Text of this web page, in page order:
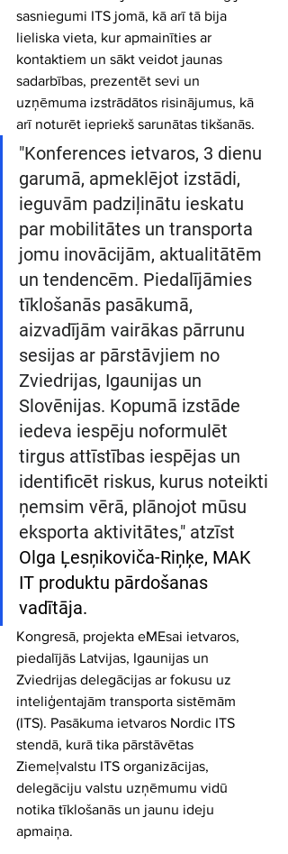
sasniegumi ITS jomā, kā arī tā bija
lieliska vieta, kur apmainīties ar
kontaktiem un sākt veidot jaunas
sadarbības, prezentēt sevi un
uzņēmuma izstrādātos risinājumus, kā
arī noturēt iepriekš sarunātas tikšanās.
"Konferences ietvaros, 3 dienu
garumā, apmeklējot izstādi,
ieguvām padziļinātu ieskatu
par mobilitātes un transporta
jomu inovācijām, aktualitātēm
un tendencēm. Piedalījāmies
tīklošanās pasākumā,
aizvadījām vairākas pārrunu
sesijas ar pārstāvjiem no
Zviedrijas, Igaunijas un
Slovēnijas. Kopumā izstāde
iedeva iespēju noformulēt
tirgus attīstības iespējas un
identificēt riskus, kurus noteikti
ņemsim vērā, plānojot mūsu
eksporta aktivitātes," atzīst
Olga Ļesņikoviča-Riņķe, MAK
IT produktu pārdošanas
vadītāja.
Kongresā, projekta eMEsai ietvaros,
piedalījās Latvijas, Igaunijas un
Zviedrijas delegācijas ar fokusu uz
inteliģentajām transporta sistēmām
(ITS). Pasākuma ietvaros Nordic ITS
stendā, kurā tika pārstāvētas
Ziemeļvalstu ITS organizācijas,
delegāciju valstu uzņēmumu vidū
notika tīklošanās un jaunu ideju
apmaiņa.